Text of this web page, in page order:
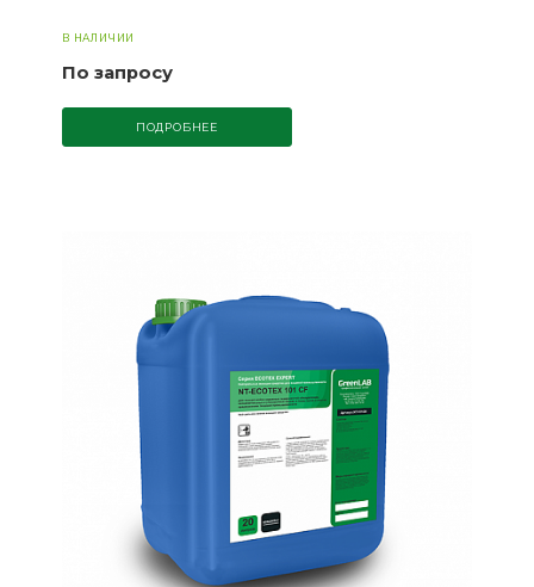
В НАЛИЧИИ
По запросу
ПОДРОБНЕЕ